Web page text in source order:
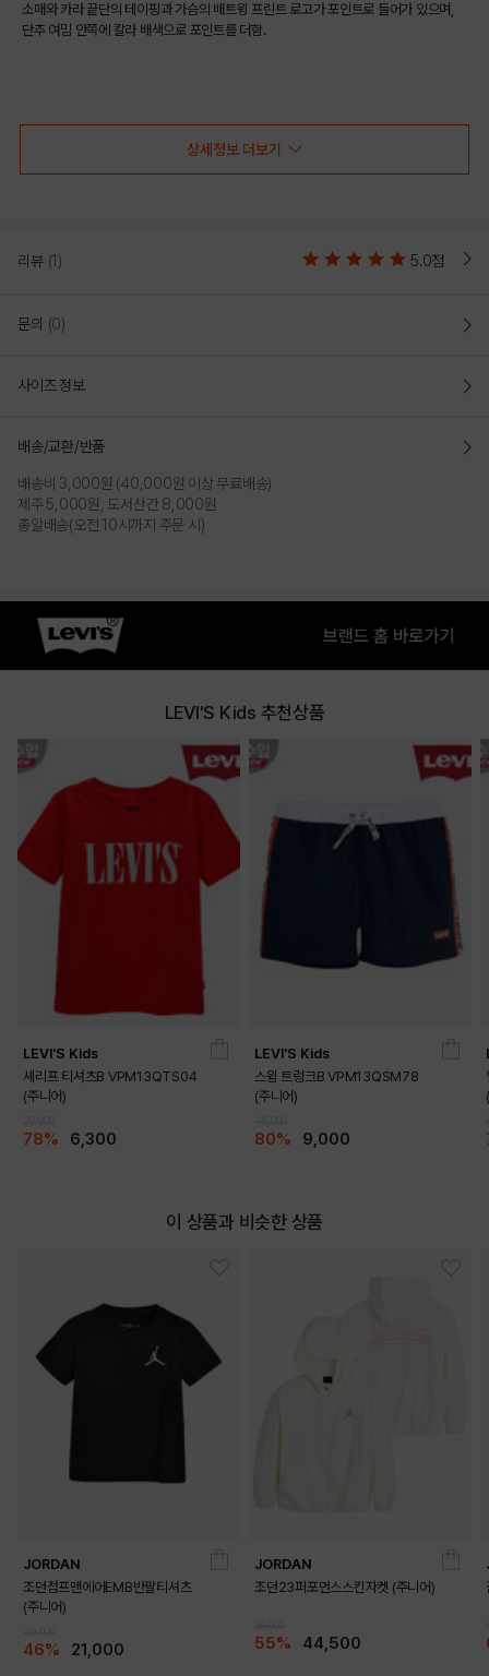
소매와 카라 끝단의 테이핑과 가슴의 배트윙 프린트 로고가 포인트로 들어가 있으며,
단추 여밈 안쪽에 칼라 배색으로 포인트를 더함.
PRODUCT VIEW
상세정보 더보기
리뷰 (1) 5.0점
문의 (0)
사이즈 정보
배송/교환/반품
배송비 3,000원 (40,000원 이상 무료배송)
제주 5,000원, 도서산간 8,000원
총알배송(오전 10시까지 주문 시)
LEVI'S Kids 추천상품
LEVI'S Kids
셰리프 티셔츠B VPM13QTS04
(주니어)
78% 6,300
LEVI'S Kids
스윔 트렁크B VPM13QSM78
(주니어)
80% 9,000
이 상품과 비슷한 상품
JORDAN
조던점프맨에어EMB반팔티셔츠
(주니어)
46% 21,000
JORDAN
조던23퍼포먼스스킨자켓 (주니어)
55% 44,500